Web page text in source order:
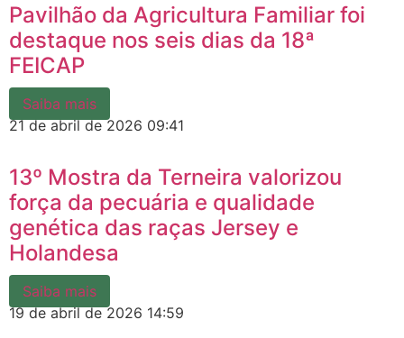
Pavilhão da Agricultura Familiar foi
destaque nos seis dias da 18ª
FEICAP
Saiba mais
21 de abril de 2026 09:41
13º Mostra da Terneira valorizou
força da pecuária e qualidade
genética das raças Jersey e
Holandesa
Saiba mais
19 de abril de 2026 14:59